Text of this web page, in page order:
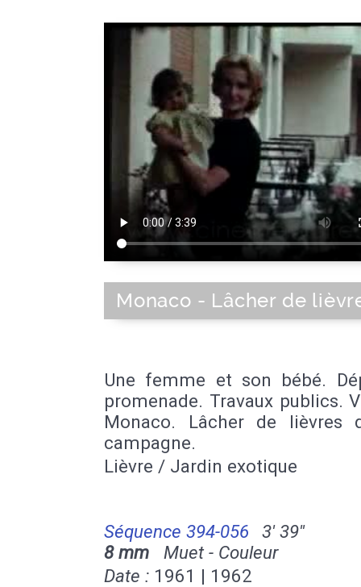
Monaco - Lâcher de
Une femme et son bébé.
promenade. Travaux publics.
Monaco. Lâcher de lièvres
campagne.
Lièvre / Jardin exotique
Séquence 394-056
3' 39''
8 mm Muet - Couleur
Date : 1961 | 1962